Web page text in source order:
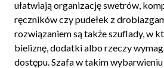
ułatwiają organizację swetrów,
ręczników czy pudełek z
rozwiązaniem są także szuflady, w
bieliznę, dodatki albo rzeczy
dostępu. Szafa w takim